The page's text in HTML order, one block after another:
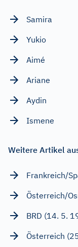
Samira
Yukio
Aimé
Ariane
Aydin
Ismene
Weitere Artikel
Frankreich/
Österreich/
BRD (14. 5.
Österreich